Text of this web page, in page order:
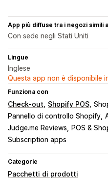
App più diffuse tra i negozi simili
Con sede negli Stati Uniti
Lingue
Inglese
Questa app non è disponibile
Funziona con
Check-out Shopify POS
Pannello di controllo Shopify
Judge.me Reviews
POS &
Subscription apps
Categorie
Pacchetti di prodotti